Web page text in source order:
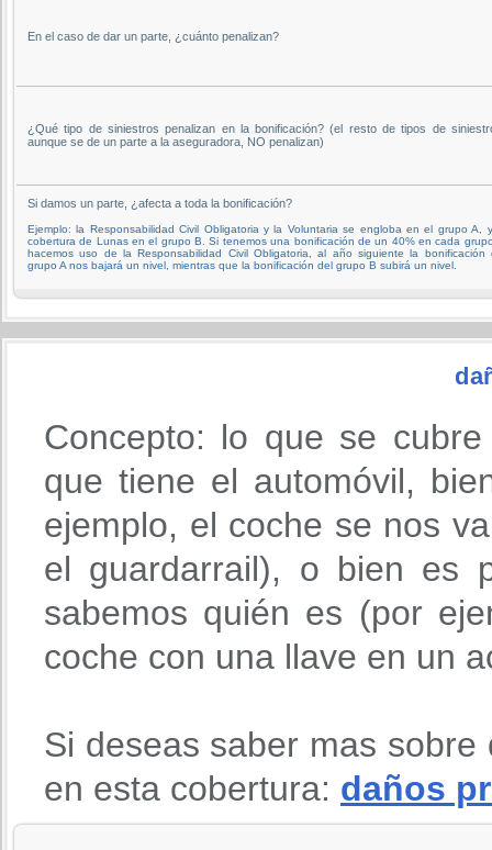
En el caso de dar un parte, ¿cuánto penalizan?
¿Qué tipo de siniestros penalizan en la bonificación? (el resto de tipos de
aunque se de un parte a la aseguradora, NO penalizan)
Si damos un parte, ¿afecta a toda la bonificación?
Ejemplo: la Responsabilidad Civil Obligatoria y la Voluntaria se engloba en el grupo A,
cobertura de Lunas en el grupo B. Si tenemos una bonificación de un 40% en cada
hacemos uso de la Responsabilidad Civil Obligatoria, al año siguiente la bonificación
grupo A nos bajará un nivel, mientras que la bonificación del grupo B subirá un nivel.
Concepto: lo que se
que tiene el automóvil,
ejemplo, el coche se nos
el guardarrail), o bien es
sabemos quién es (por
coche con una llave en un
Si deseas saber mas
en esta cobertura: daños